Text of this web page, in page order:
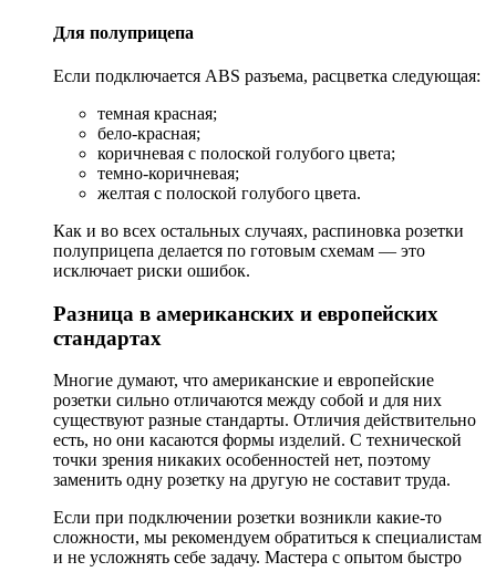
Для полуприцепа
Если подключается ABS разъема, расцветка следующая:
темная красная;
бело-красная;
коричневая с полоской голубого цвета;
темно-коричневая;
желтая с полоской голубого цвета.
Как и во всех остальных случаях, распиновка розетки
полуприцепа делается по готовым схемам — это
исключает риски ошибок.
Разница в американских и европейских
стандартах
Многие думают, что американские и европейские
розетки сильно отличаются между собой и для них
существуют разные стандарты. Отличия действительно
есть, но они касаются формы изделий. С технической
точки зрения никаких особенностей нет, поэтому
заменить одну розетку на другую не составит труда.
Если при подключении розетки возникли какие-то
сложности, мы рекомендуем обратиться к специалистам
и не усложнять себе задачу. Мастера с опытом быстро